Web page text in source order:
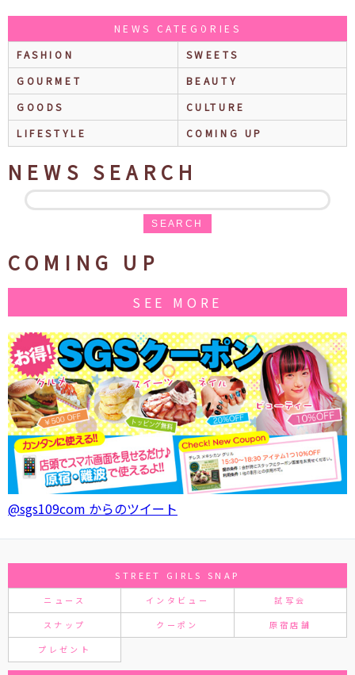
NEWS CATEGORIES
FASHION
SWEETS
GOURMET
BEAUTY
GOODS
CULTURE
LIFESTYLE
COMING UP
NEWS SEARCH
SEARCH
COMING UP
SEE MORE
@sgs109com からのツイート
STREET GIRLS SNAP
ニュース インタビュー 試写会
スナップ クーポン 原宿店舗
プレゼント